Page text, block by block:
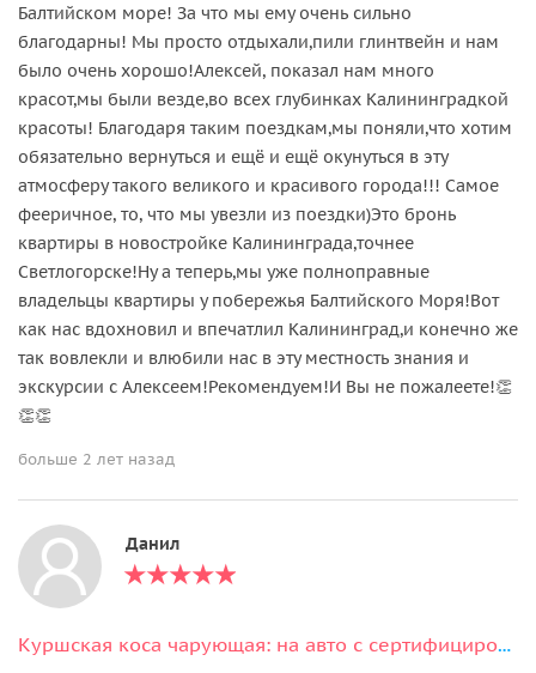
Балтийском море! За что мы ему очень сильно
благодарны! Мы просто отдыхали,пили глинтвейн и нам
было очень хорошо!Алексей, показал нам много
красот,мы были везде,во всех глубинках Калининградкой
красоты! Благодаря таким поездкам,мы поняли,что хотим
обязательно вернуться и ещё и ещё окунуться в эту
атмосферу такого великого и красивого города!!! Самое
фееричное, то, что мы увезли из поездки)Это бронь
квартиры в новостройке Калининграда,точнее
Светлогорске!Ну а теперь,мы уже полноправные
владельцы квартиры у побережья Балтийского Моря!Вот
как нас вдохновил и впечатлил Калининград,и конечно же
так вовлекли и влюбили нас в эту местность знания и
экскурсии с Алексеем!Рекомендуем!И Вы не пожалеете!👏
👏👏
больше 2 лет назад
Данил
Куршская коса чарующая: на авто с сертифицированным гидом